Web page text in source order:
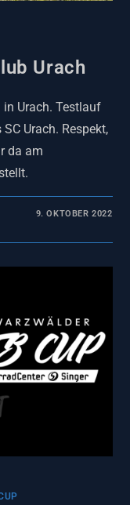
Urach
in Urach. Testlauf
Urach. Respekt,
da am
9. OKTOBER 2022